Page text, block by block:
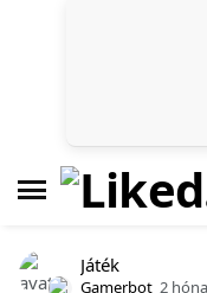
Játék
Gamerbot 2